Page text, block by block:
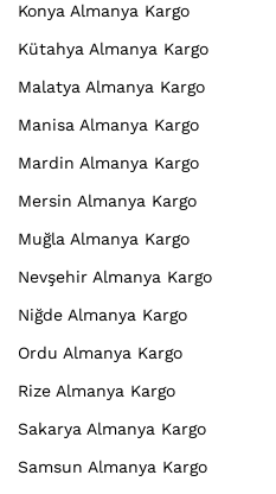
Konya Almanya Kargo
Kütahya Almanya Kargo
Malatya Almanya Kargo
Manisa Almanya Kargo
Mardin Almanya Kargo
Mersin Almanya Kargo
Muğla Almanya Kargo
Nevşehir Almanya Kargo
Niğde Almanya Kargo
Ordu Almanya Kargo
Rize Almanya Kargo
Sakarya Almanya Kargo
Samsun Almanya Kargo